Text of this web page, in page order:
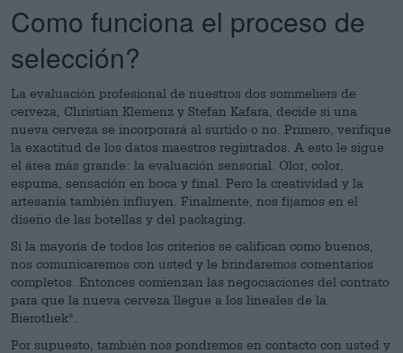
Como funciona el proceso de
selección?
La evaluación profesional de nuestros dos sommeliers de
cerveza, Christian Klemenz y Stefan Kafara, decide si una
nueva cerveza se incorporará al surtido o no. Primero, verifique
la exactitud de los datos maestros registrados. A esto le sigue
el área más grande: la evaluación sensorial. Olor, color,
espuma, sensación en boca y final. Pero la creatividad y la
artesanía también influyen. Finalmente, nos fijamos en el
diseño de las botellas y del packaging.
Si la mayoría de todos los criterios se califican como buenos,
nos comunicaremos con usted y le brindaremos comentarios
completos. Entonces comienzan las negociaciones del contrato
para que la nueva cerveza llegue a los lineales de la
Bierothek®
Por supuesto, también nos pondremos en contacto con usted y